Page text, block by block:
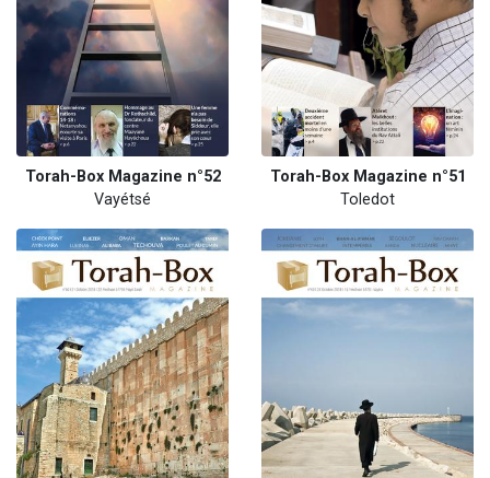
Torah-Box Magazine n°52
Vayétsé
Torah-Box Magazine n°51
Toledot